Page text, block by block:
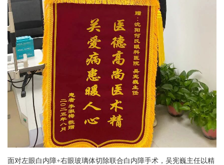
面对左眼白内障+右眼玻璃体切除联合白内障手术，吴宪巍主任以精